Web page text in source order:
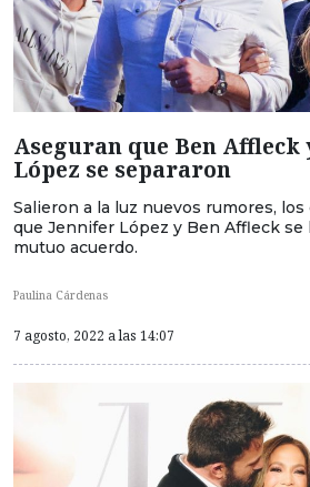
Aseguran que Ben
López se separaron
Salieron a la luz nuevos rumores, los
que Jennifer López y Ben Affleck se
mutuo acuerdo.
Paulina Cárdenas
7 agosto, 2022 a las 14:07